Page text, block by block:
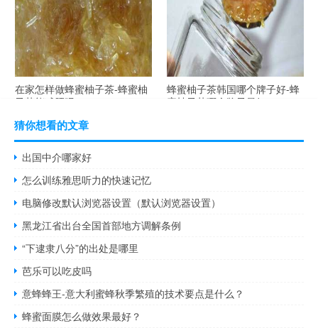
在家怎样做蜂蜜柚子茶-蜂蜜柚
子茶能减肥吗？
蜂蜜柚子茶韩国哪个牌子好-蜂
蜜柚子茶哪个牌子最好？
猜你想看的文章
出国中介哪家好
怎么训练雅思听力的快速记忆
电脑修改默认浏览器设置（默认浏览器设置）
黑龙江省出台全国首部地方调解条例
“下逮隶八分”的出处是哪里
芭乐可以吃皮吗
意蜂蜂王-意大利蜜蜂秋季繁殖的技术要点是什么？
蜂蜜面膜怎么做效果最好？